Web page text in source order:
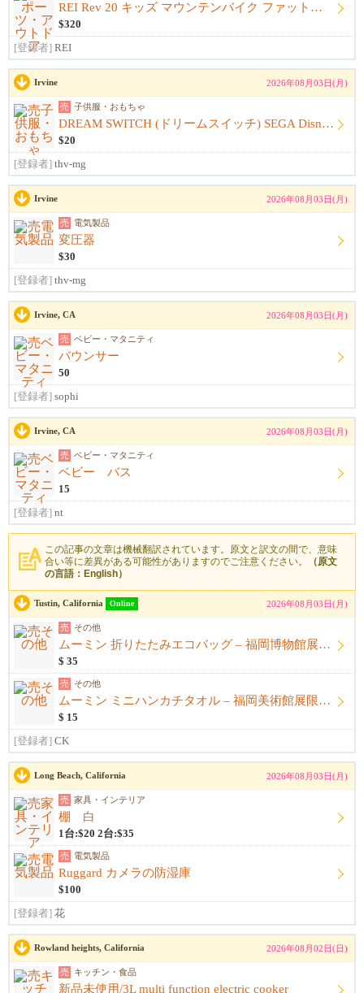
REI Rev 20 キッズ マウンテンバイク ファットタイヤ 自転車
$320
[登録者] REI
Irvine 2026年08月03日(月)
売 子供服・おもちゃ
DREAM SWITCH (ドリームスイッチ) SEGA Disney ソフト付
$20
[登録者] thv-mg
Irvine 2026年08月03日(月)
売 電気製品
変圧器
$30
[登録者] thv-mg
Irvine, CA 2026年08月03日(月)
売 ベビー・マタニティ
バウンサー
50
[登録者] sophi
Irvine, CA 2026年08月03日(月)
売 ベビー・マタニティ
ベビー バス
15
[登録者] nt
この記事の文章は機械翻訳されています。原文と訳文の間で、意味
合い等に差異がある可能性がありますのでご注意ください。
（原文
の言語：English）
Tustin, California Online 2026年08月03日(月)
売 その他
ムーミン 折りたたみエコバッグ – 福岡博物館展限定商品 (日本)
$ 35
売 その他
ムーミン ミニハンカチタオル – 福岡美術館展限定商品 (日本)
$ 15
[登録者] CK
Long Beach, California 2026年08月03日(月)
売 家具・インテリア
棚 白
1台:$20 2台:$35
売 電気製品
Ruggard カメラの防湿庫
$100
[登録者] 花
Rowland heights, California 2026年08月02日(日)
売 キッチン・食品
新品未使用/3L multi function electric cooker